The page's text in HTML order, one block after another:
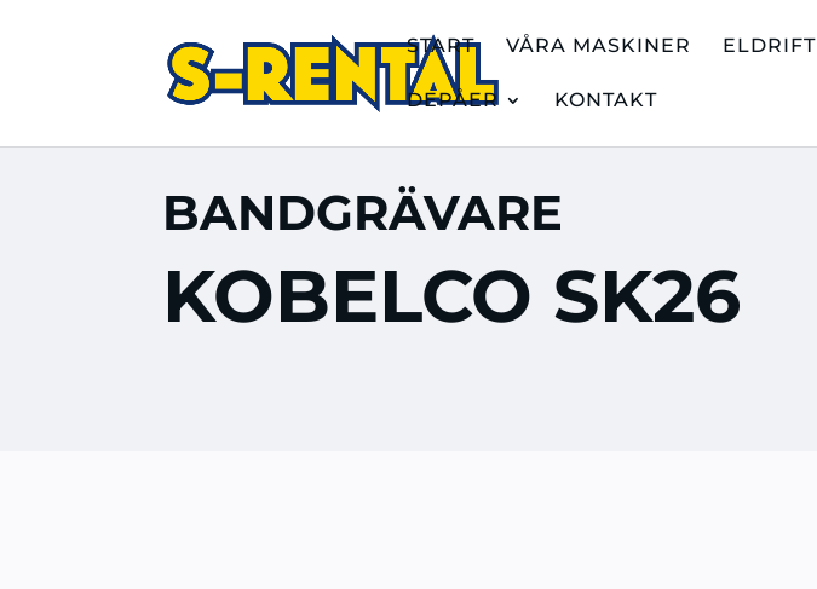
START VÅRA MASKINER ELDRIFT
DEPÅER KONTAKT
BANDGRÄVARE
KOBELCO SK26